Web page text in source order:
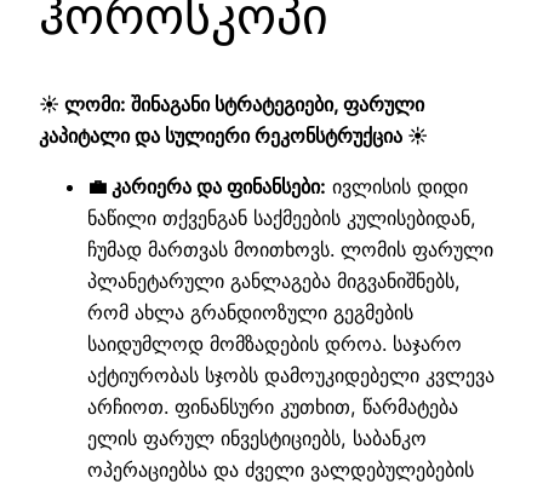
ჰოროსკოპი
☀️ ლომი: შინაგანი სტრატეგიები, ფარული
კაპიტალი და სულიერი რეკონსტრუქცია ☀️
💼 კარიერა და ფინანსები: ივლისის დიდი
ნაწილი თქვენგან საქმეების კულისებიდან,
ჩუმად მართვას მოითხოვს. ლომის ფარული
პლანეტარული განლაგება მიგვანიშნებს,
რომ ახლა გრანდიოზული გეგმების
საიდუმლოდ მომზადების დროა. საჯარო
აქტიურობას სჯობს დამოუკიდებელი კვლევა
არჩიოთ. ფინანსური კუთხით, წარმატება
ელის ფარულ ინვესტიციებს, საბანკო
ოპერაციებსა და ძველი ვალდებულებების